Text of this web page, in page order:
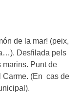
de la mar! (peix,
Desfilada pels
marins. Punt de
(En  cas de